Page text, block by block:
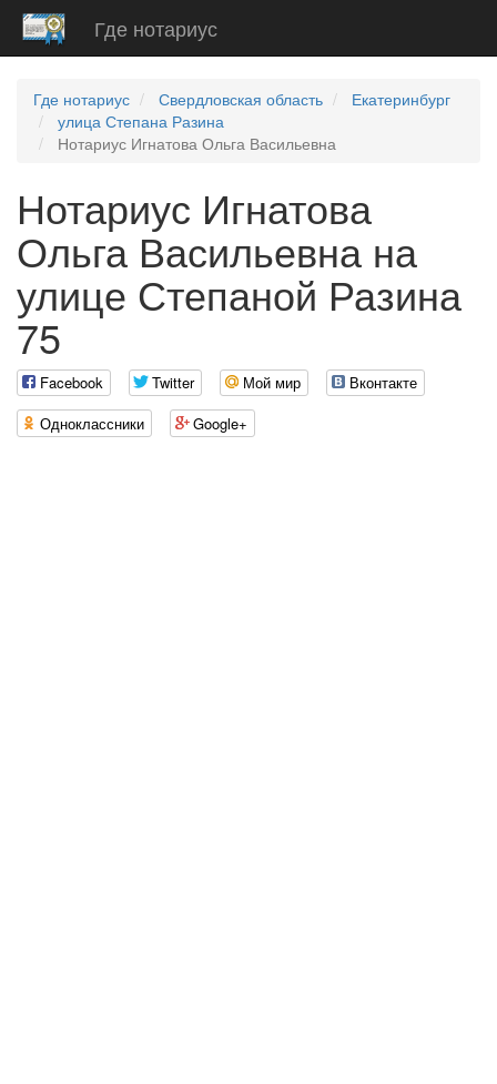
Где нотариус
Где нотариус Свердловская область
Екатеринбург
улица Степана Разина
Нотариус Игнатова Ольга Васильевна
Нотариус Игнатова
Ольга Васильевна на
улице Степаной Разина
75
Facebook Twitter Мой мир
Вконтакте
Одноклассники
Google+